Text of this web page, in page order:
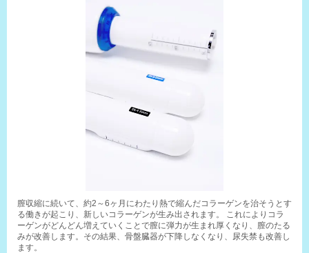
膣収縮に続いて、約2～6ヶ月にわたり熱で縮んだコラーゲンを治そうとす
る働きが起こり、新しいコラーゲンが生み出されます。 これによりコラ
ーゲンがどんどん増えていくことで膣に弾力が生まれ厚くなり、膣のたる
みが改善します。その結果、骨盤臓器が下降しなくなり、尿失禁も改善し
ます。